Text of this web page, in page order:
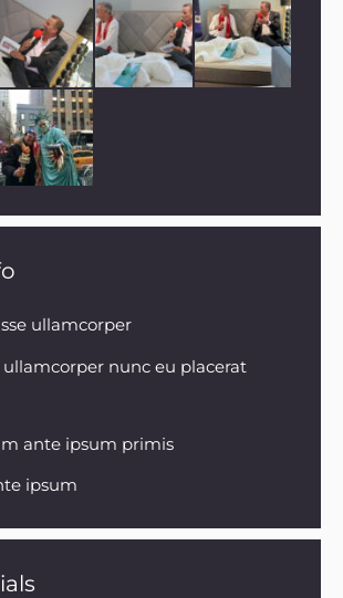
ullamcorper
ullamcorper nunc eu placerat
ante ipsum primis
ipsum